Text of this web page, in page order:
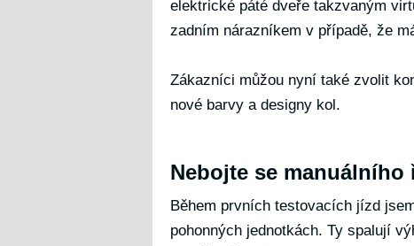
elektrické páté dveře takzvaným
zadním nárazníkem v případě, že
Zákazníci můžou nyní také zvolit
nové barvy a designy kol.
Nebojte se manuálního
Během prvních testovacích jízd
pohonných jednotkách. Ty spalují